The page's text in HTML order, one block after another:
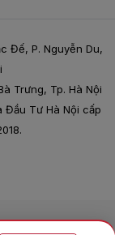
Đế, P. Nguyễn Du,
Trưng, Tp. Hà Nội
Đầu Tư Hà Nội cấp